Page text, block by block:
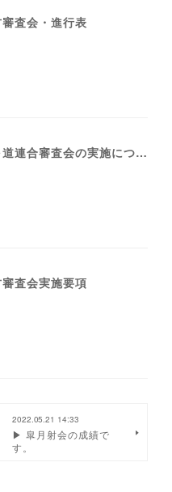
査会・進行表
▶ 令和6年度 第1回中国地域弓道連合審査会の実施について
査会実施要項
2022.05.21 14:33
▶ 皐月射会の成績で
す。